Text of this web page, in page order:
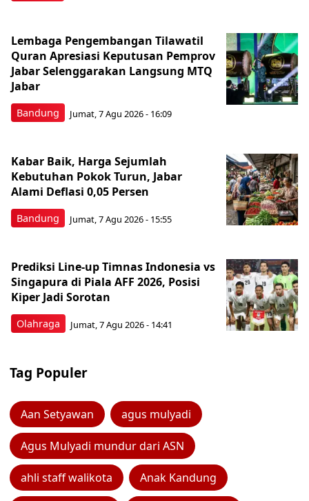
Bandung
Lembaga Pengembangan Tilawatil
Quran Apresiasi Keputusan Pemprov
Jabar Selenggarakan Langsung MTQ
Jabar
Jumat, 7 Agu 2026 - 16:09
Bandung
Kabar Baik, Harga Sejumlah
Kebutuhan Pokok Turun, Jabar
Alami Deflasi 0,05 Persen
Jumat, 7 Agu 2026 - 15:55
Olahraga
Prediksi Line-up Timnas Indonesia vs
Singapura di Piala AFF 2026, Posisi
Kiper Jadi Sorotan
Jumat, 7 Agu 2026 - 14:41
Tag Populer
Aan Setyawan agus mulyadi
Agus Mulyadi mundur dari ASN
ahli staff walikota Anak Kandung